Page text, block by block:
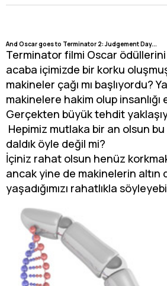
And Oscar goes to Terminator 2: Judgement Day...
Terminator filmi Oscar ödüllerini
acaba içimizde bir korku
makineler çağı mı başlıyordu?
makinelere hakim olup
Gerçekten büyük tehdit
Hepimiz mutlaka bir an olsun
daldık öyle değil mi?
İçiniz rahat olsun henüz
ancak yine de makinelerin altın
yaşadığımızı rahatlıkla